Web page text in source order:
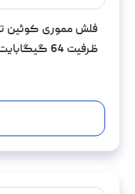
ظرفیت 64 گیگابایت به همراه مبدل USB-TYPE C